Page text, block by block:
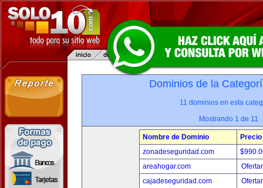
Dominios de la
11 dominios en esta
Mostrando 1 de 11
Nombre de Dominio
Precio
zonadeseguridad.com
areahogar.com
cajadeseguridad.com